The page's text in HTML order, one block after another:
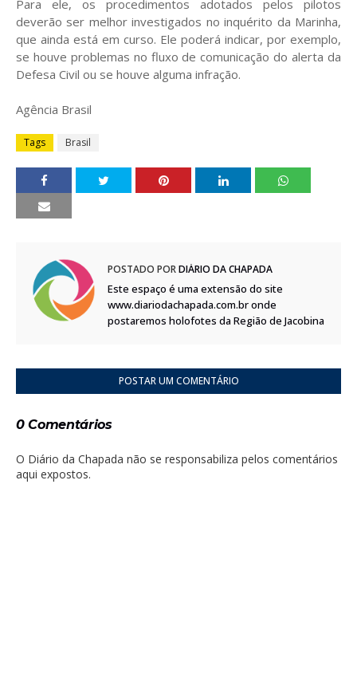
Para ele, os procedimentos adotados pelos pilotos
deverão ser melhor investigados no inquérito da Marinha,
que ainda está em curso. Ele poderá indicar, por exemplo,
se houve problemas no fluxo de comunicação do alerta da
Defesa Civil ou se houve alguma infração.
Agência Brasil
Tags Brasil
POSTADO PORDIÁRIO DA CHAPADA
Este espaço é uma extensão do site
www.diariodachapada.com.br onde
postaremos holofotes da Região de Jacobina
POSTAR UM COMENTÁRIO
0 Comentários
O Diário da Chapada não se responsabiliza pelos comentários
aqui expostos.